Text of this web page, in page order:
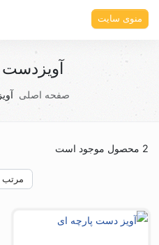
منوی سایت
آویزدست
صفحه اصلی
2 محصول موجود است